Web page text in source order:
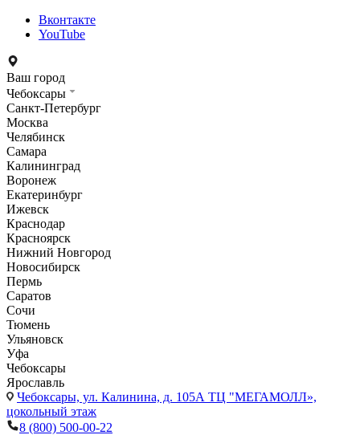
Вконтакте
YouTube
Ваш город
Чебоксары
Санкт-Петербург
Москва
Челябинск
Самара
Калининград
Воронеж
Екатеринбург
Ижевск
Краснодар
Красноярск
Нижний Новгород
Новосибирск
Пермь
Саратов
Сочи
Тюмень
Ульяновск
Уфа
Чебоксары
Ярославль
Чебоксары, ул. Калинина, д. 105А ТЦ "МЕГАМОЛЛ»,
цокольный этаж
8 (800) 500-00-22